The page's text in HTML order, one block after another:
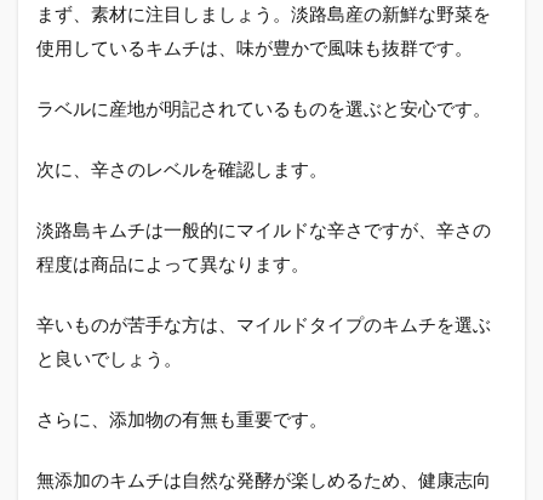
まず、素材に注目しましょう。淡路島産の新鮮な野菜を
使用しているキムチは、味が豊かで風味も抜群です。
ラベルに産地が明記されているものを選ぶと安心です。
次に、辛さのレベルを確認します。
淡路島キムチは一般的にマイルドな辛さですが、辛さの
程度は商品によって異なります。
辛いものが苦手な方は、マイルドタイプのキムチを選ぶ
と良いでしょう。
さらに、添加物の有無も重要です。
無添加のキムチは自然な発酵が楽しめるため、健康志向